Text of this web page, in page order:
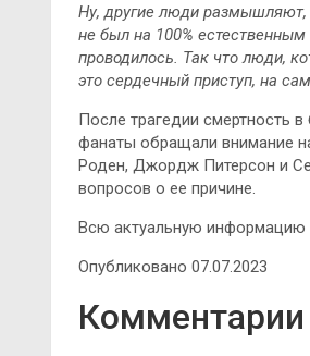
Ну, другие люди размышляют,
не был на 100%
проводилось. Так что люди,
это сердечный приступ, на
После трагедии смертность
фанаты обращали внимание
Роден, Джордж Питерсон и
вопросов о ее причине.
Всю актуальную информацию
Опубликовано 07.07.2023
Комментарии